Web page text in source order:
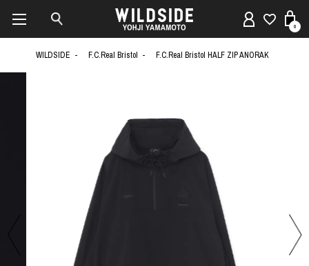
0
WILDSIDE F.C.Real Bristol F.C.Real Bristol HALF ZIP ANORAK